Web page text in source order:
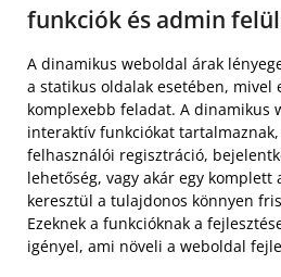
funkciók és admin
A dinamikus weboldal árak
a statikus oldalak esetében, mivel
komplexebb feladat. A dinamikus
interaktív funkciókat
felhasználói regisztráció,
lehetőség, vagy akár egy
keresztül a tulajdonos könnyen
Ezeknek a funkcióknak a
igényel, ami növeli a weboldal